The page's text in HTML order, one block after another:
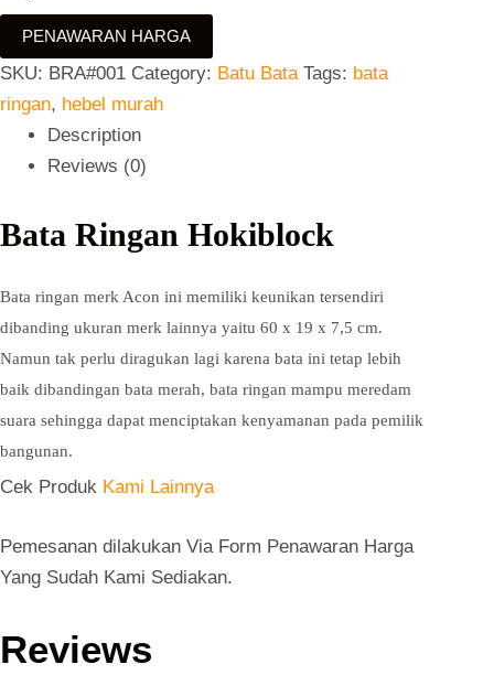
PENAWARAN HARGA
SKU: BRA#001 Category: Batu Bata Tags: bata
ringan, hebel murah
Description
Reviews (0)
Bata Ringan Hokiblock
Bata ringan merk Acon ini memiliki keunikan tersendiri
dibanding ukuran merk lainnya yaitu 60 x 19 x 7,5 cm.
Namun tak perlu diragukan lagi karena bata ini tetap lebih
baik dibandingan bata merah, bata ringan mampu meredam
suara sehingga dapat menciptakan kenyamanan pada pemilik
bangunan.
Cek Produk Kami Lainnya
Pemesanan dilakukan Via Form Penawaran Harga
Yang Sudah Kami Sediakan.
Reviews